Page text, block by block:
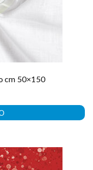
cm 50×150